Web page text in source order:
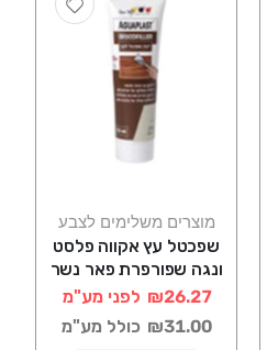
מוצרים משלימים לצבע
שפכטל עץ אקווה פלסט
ונגה שפורפרת פאר נשר
₪26.27 לפני מע"מ
₪31.00 כולל מע"מ